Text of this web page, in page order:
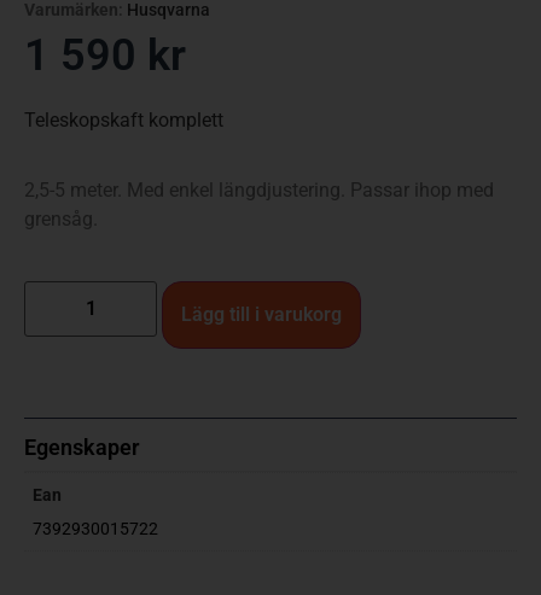
Varumärken Husqvarna
1 590 kr
Teleskopskaft komplett
2,5-5 meter. Med enkel längdjustering. Passar ihop med
grensåg.
Lägg till i varukorg
Egenskaper
Ean
7392930015722